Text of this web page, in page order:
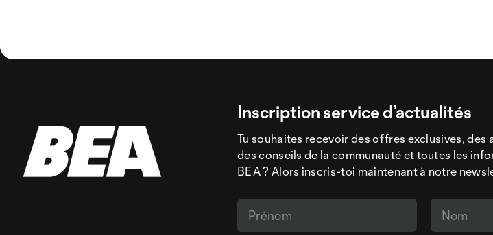
Inscription service d’actualités
Tu souhaites recevoir des offres exclusives, des
des conseils de la communauté et toutes les
BEA ? Alors inscris-toi maintenant à notre